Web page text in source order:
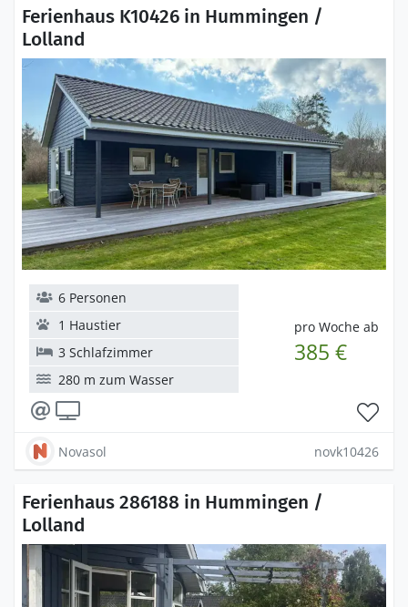
Ferienhaus K10426 in Hummingen /
Lolland
pro Woche ab
385 €
6 Personen
1 Haustier
3 Schlafzimmer
280 m zum Wasser
Novasol novk10426
Ferienhaus 286188 in Hummingen /
Lolland